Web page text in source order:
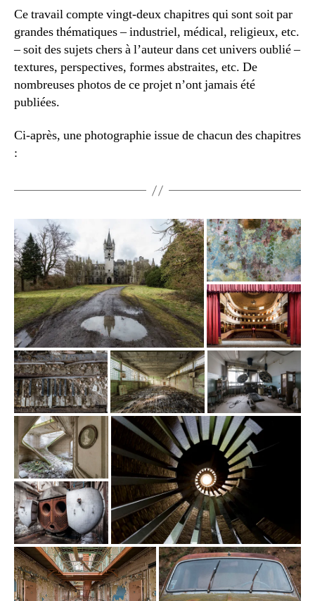
Ce travail compte vingt-deux chapitres qui sont soit par
grandes thématiques – industriel, médical, religieux, etc.
– soit des sujets chers à l’auteur dans cet univers oublié –
textures, perspectives, formes abstraites, etc. De
nombreuses photos de ce projet n’ont jamais été
publiées.
Ci-après, une photographie issue de chacun des chapitres
: